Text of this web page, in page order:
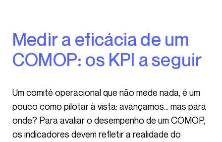
Medir a eficácia de um
COMOP: os KPI a seguir
Um comité operacional que não mede nada, é um
pouco como pilotar à vista: avançamos… mas para
onde? Para avaliar o desempenho de um COMOP,
os indicadores devem refletir a realidade do